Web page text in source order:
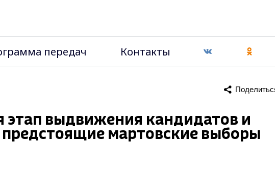
передач Контакты
этап выдвижения кандидатов и
мартовские выборы